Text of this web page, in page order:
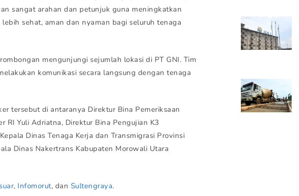
sangat arahan dan petunjuk guna meningkatkan
sehat, aman dan nyaman bagi seluruh tenaga
mengunjungi sejumlah lokasi di PT GNI. Tim
komunikasi secara langsung dengan tenaga
tersebut di antaranya Direktur Bina Pemeriksaan
RI Yuli Adriatna, Direktur Bina Pengujian K3
Dinas Tenaga Kerja dan Transmigrasi Provinsi
Dinas Nakertrans Kabupaten Morowali Utara
, Infomorut, dan Sultengraya.